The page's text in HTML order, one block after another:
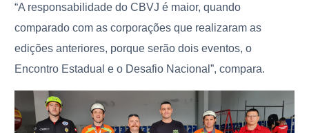
“A responsabilidade do CBVJ é maior, quando
comparado com as corporações que realizaram as
edições anteriores, porque serão dois eventos, o
Encontro Estadual e o Desafio Nacional”, compara.